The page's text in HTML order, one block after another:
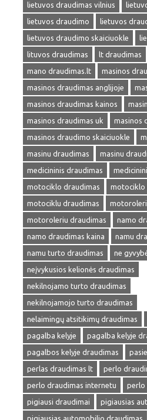
lietuvos draudimas vilnius
lietuvos draudimo
lietuvos
lietuvos draudimo skaiciuokle
lituvos draudimas
lt draudimas
mano draudimas.lt
masinos
masinos draudimas anglijoje
masinos draudimas kainos
masinos draudimas uk
masinos
masinos draudimo skaiciuokle
masinu draudimas
masinu
medicininis draudimas
motociklo draudimas
motociklo
motociklu draudimas
motoroleriu draudimas
namo
namo draudimas kaina
namu
namu turto draudimas
ne
neįvykusios kelionės draudimas
nekilnojamo turto draudimas
nekilnojamojo turto draudimas
nelaimingų atsitikimų draudimas
pagalba kelyje
pagalba kelyje
pagalbos kelyje draudimas
perlas draudimas lt
perlo
perlo draudimas internetu
perlo
pigiausi draudimai
pigiausias
pigiausias automobilio draudimas